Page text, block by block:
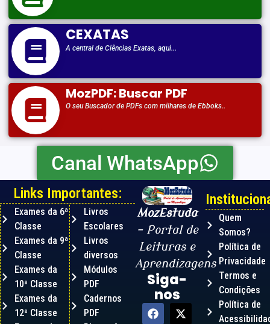
CEXATAS
A central de Ciências Exatas, aqui...
MozPDF: Buscar PDF
O seu Buscador de PDFs com milhares de Ebboks..
Canal WhatsApp
MozEstuda
– Portal de
Leituras e
Aprendizagens
Siga-
nos
Quem
Somos?
Política de
Privacidade
Termos e
Condições
Política de
Links Importantes:
Exames da 6ª
Classe
Exames da 9ª
Classe
Exames da
10ª Classe
Exames da
12ª Classe
Livros
Escolares
Livros
diversos
Módulos
PDF
Cadernos
PDF